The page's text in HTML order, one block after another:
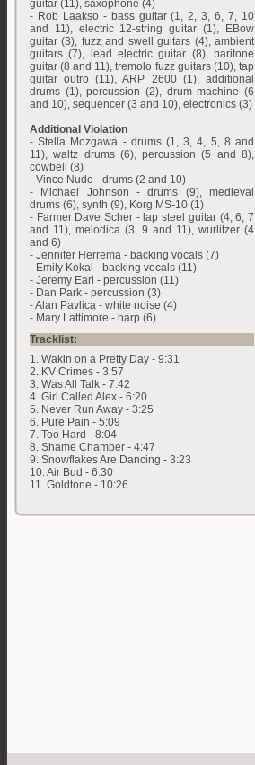
guitar (11), saxophone (4)
- Rob Laakso - bass guitar (1, 2, 3, 6, 7, 10
and 11), electric 12-string guitar (1), EBow
guitar (3), fuzz and swell guitars (4), ambient
guitars (7), lead electric guitar (8), baritone
guitar (8 and 11), tremolo fuzz guitars (10), tap
guitar outro (11), ARP 2600 (1), additional
drums (1), percussion (2), drum machine (6
and 10), sequencer (3 and 10), electronics (3)
Additional Violation
- Stella Mozgawa - drums (1, 3, 4, 5, 8 and
11), waltz drums (6), percussion (5 and 8),
cowbell (8)
- Vince Nudo - drums (2 and 10)
- Michael Johnson - drums (9), medieval
drums (6), synth (9), Korg MS-10 (1)
- Farmer Dave Scher - lap steel guitar (4, 6, 7
and 11), melodica (3, 9 and 11), wurlitzer (4
and 6)
- Jennifer Herrema - backing vocals (7)
- Emily Kokal - backing vocals (11)
- Jeremy Earl - percussion (11)
- Dan Park - percussion (3)
- Alan Pavlica - white noise (4)
- Mary Lattimore - harp (6)
Tracklist:
1. Wakin on a Pretty Day - 9:31
2. KV Crimes - 3:57
3. Was All Talk - 7:42
4. Girl Called Alex - 6:20
5. Never Run Away - 3:25
6. Pure Pain - 5:09
7. Too Hard - 8:04
8. Shame Chamber - 4:47
9. Snowflakes Are Dancing - 3:23
10. Air Bud - 6:30
11. Goldtone - 10:26